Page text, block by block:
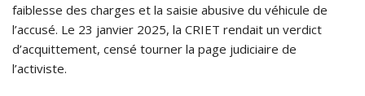
faiblesse des charges et la saisie abusive du véhicule de
l’accusé. Le 23 janvier 2025, la CRIET rendait un verdict
d’acquittement, censé tourner la page judiciaire de
l’activiste.